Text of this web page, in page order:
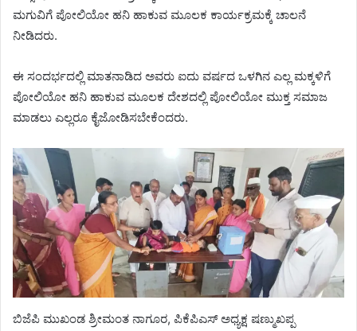
ಮಗುವಿಗೆ ಪೋಲಿಯೋ ಹನಿ ಹಾಕುವ ಮೂಲಕ ಕಾರ್ಯಕ್ರಮಕ್ಕೆ ಚಾಲನೆ
ನೀಡಿದರು.
ಈ ಸಂದರ್ಭದಲ್ಲಿ ಮಾತನಾಡಿದ ಅವರು ಐದು ವರ್ಷದ ಒಳಗಿನ ಎಲ್ಲ ಮಕ್ಕಳಿಗೆ
ಪೋಲಿಯೋ ಹನಿ ಹಾಕುವ ಮೂಲಕ ದೇಶದಲ್ಲಿ ಪೋಲಿಯೋ ಮುಕ್ತ ಸಮಾಜ
ಮಾಡಲು ಎಲ್ಲರೂ ಕೈಜೋಡಿಸಬೇಕೆಂದರು.
ಬಿಜೆಪಿ ಮುಖಂಡ ಶ್ರೀಮಂತ ನಾಗೂರ, ಪಿಕೆಪಿಎಸ್ ಅಧ್ಯಕ್ಷ ಷಣ್ಮುಖಪ್ಪ